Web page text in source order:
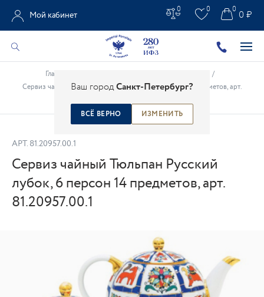
Ваш городСанкт-Петербург?
ВСЁ ВЕРНО ИЗМЕНИТЬ
Мой кабинет
0 0 0 ₽
0
Главная
/
Сервиз чайный Тюльпан Русский лубок, 6 персон 14 предметов, арт.
АРТ. 81.20957.00.1
Сервиз чайный Тюльпан Русский
лубок, 6 персон 14 предметов, арт.
81.20957.00.1